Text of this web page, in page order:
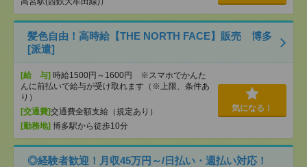
髪色自由！高時給【THE NORTH FACE】販売 博多
[派遣]
[給 与] 時給1500円～1600円 ※スマホでかんた
んに前払いで給与が受け取れます（※上限、条件あ
り）
[交通費]交通費全額支給（規定あり）
[勤務地] 博多駅から徒歩10分
気になる！
◎経験者歓迎！月収45万円～/日払い・週払い対応！